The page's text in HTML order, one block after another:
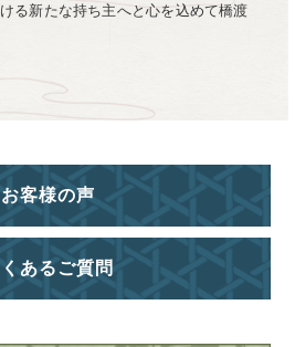
る新たな持ち主へと心を込めて橋渡
お客様の声
あるご質問